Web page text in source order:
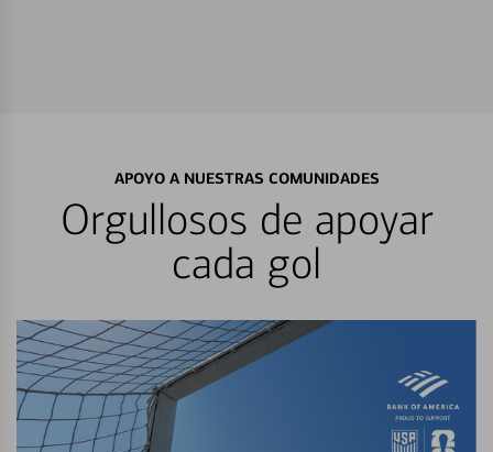
APOYO A NUESTRAS COMUNIDADES
Orgullosos de apoyar
cada gol